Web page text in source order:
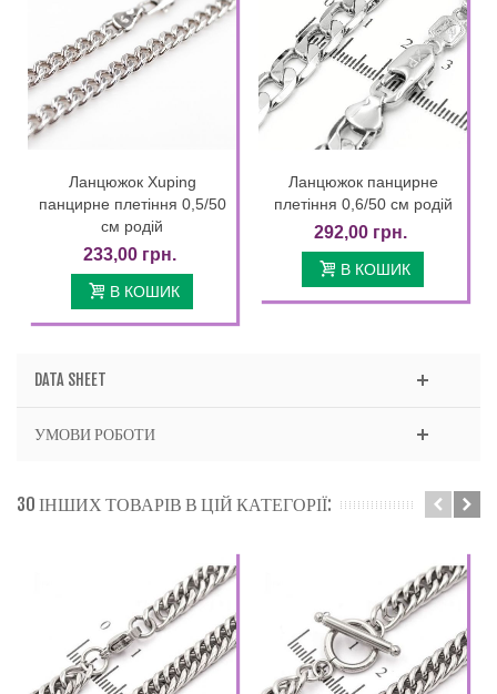
Ланцюжок Xuping
панцирне плетіння 0,5/50
см родій
233,00 грн.
В КОШИК
Ланцюжок панцирне
плетіння 0,6/50 см родій
292,00 грн.
В КОШИК
DATA SHEET
УМОВИ РОБОТИ
30 ІНШИХ ТОВАРІВ В ЦІЙ КАТЕГОРІЇ: